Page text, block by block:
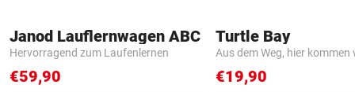
Janod Lauflernwagen ABC
Hervorragend zum Laufenlernen
€59,90
Turtle Bay
Aus dem Weg, hier kommen
€19,90